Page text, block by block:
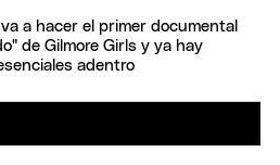
a hacer el primer documental
de Gilmore Girls y ya hay
adentro